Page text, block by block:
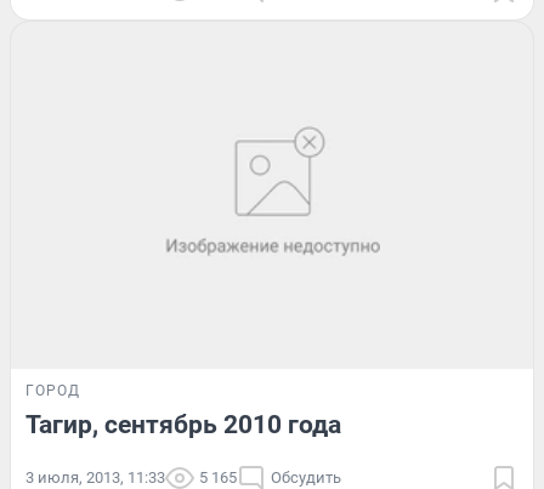
ГОРОД
Тагир, сентябрь 2010 года
3 июля, 2013, 11:33 5 165 Обсудить